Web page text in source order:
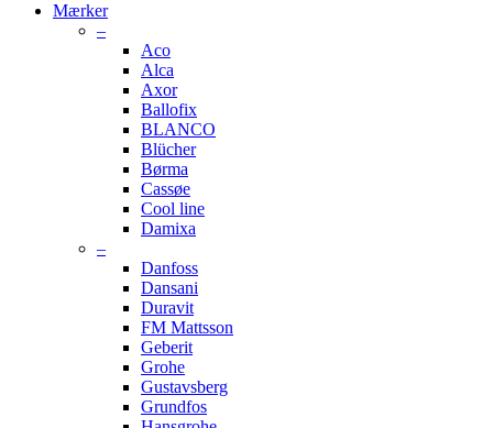
Mærker
–
Aco
Alca
Axor
Ballofix
BLANCO
Blücher
Børma
Cassøe
Cool line
Damixa
–
Danfoss
Dansani
Duravit
FM Mattsson
Geberit
Grohe
Gustavsberg
Grundfos